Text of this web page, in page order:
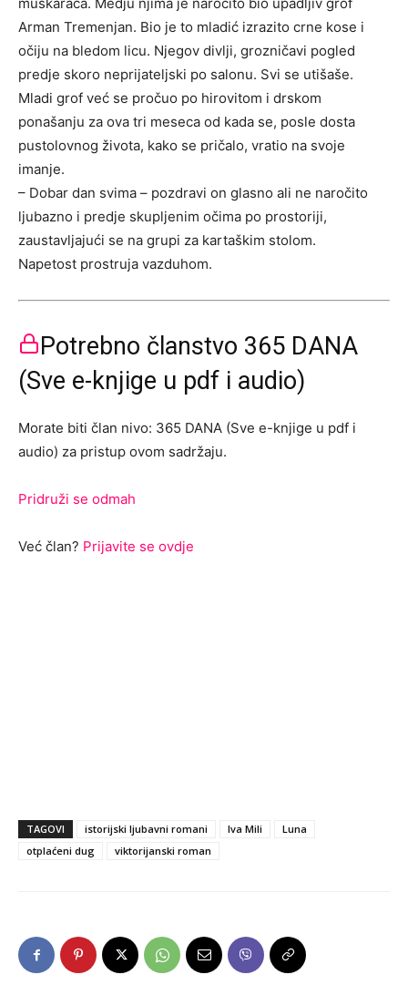
Arman Tremenjan. Bio je to mladić izrazito crne kose i
očiju na bledom licu. Njegov divlji, grozničavi pogled
predje skoro neprijateljski po salonu. Svi se utišaše.
Mladi grof već se pročuo po hirovitom i drskom
ponašanju za ova tri meseca od kada se, posle dosta
pustolovnog života, kako se pričalo, vratio na svoje
imanje.
– Dobar dan svima – pozdravi on glasno ali ne naročito
ljubazno i predje skupljenim očima po prostoriji,
zaustavljajući se na grupi za kartaškim stolom.
Napetost prostruja vazduhom.
Potrebno članstvo 365 DANA
(Sve e-knjige u pdf i audio)
Morate biti član nivo: 365 DANA (Sve e-knjige u pdf i
audio) za pristup ovom sadržaju.
Pridruži se odmah
Već član? Prijavite se ovdje
TAGOVI istorijski ljubavni romani Iva Mili
Luna
otplaćeni dug
viktorijanski roman